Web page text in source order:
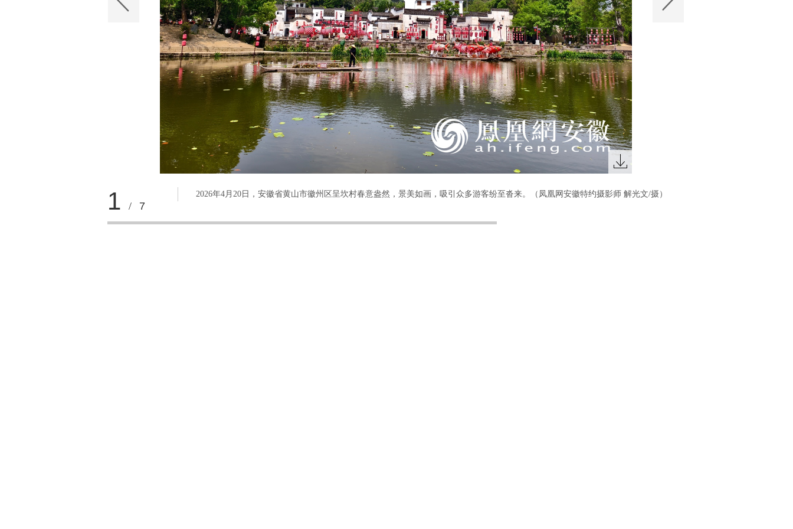
1 / 7
2026年4月20日，安徽省黄山市徽州区呈坎村春意盎然，景美如画，吸引众多游客纷至沓来。（凤凰网安徽特约摄影师 解光文/摄）